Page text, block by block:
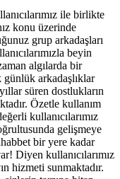
ile birlikte
konu üzerinde
grup arkadaşları
beyin
algılarda bir
günlük arkadaşlıklar
süren dostlukların
Özetle kullanım
kullanıcılarımız
gelişmeye
bir yere kadar
Diyen kullanıcılarımız
hizmeti sunmaktadır.